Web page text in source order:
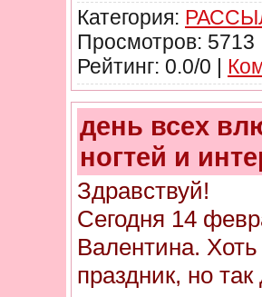
Категория:
Просмотров:
Рейтинг: 0.0/0 |
день всех
ногтей и
Здравствуй!
Сегодня 14
Валентина.
праздник, но